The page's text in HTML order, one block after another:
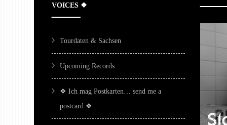
VOICES ❖
Tourdaten & Sachsen
Upcoming Records
❖ Ich mag Postkarten… send me a
postcard ❖